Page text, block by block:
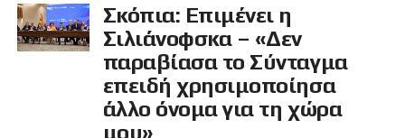
Σκόπια: Επιμένει η
Σιλιάνοφσκα – «Δεν
παραβίασα το Σύνταγμα
επειδή χρησιμοποίησα
άλλο όνομα για τη χώρα
μου»